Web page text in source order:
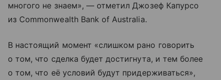
многого не знаем», — отметил Джозеф Капурсо
из Commonwealth Bank of Australia.
В настоящий момент «слишком рано говорить
о том, что сделка будет достигнута, и тем более
о том, что её условий будут придерживаться»,